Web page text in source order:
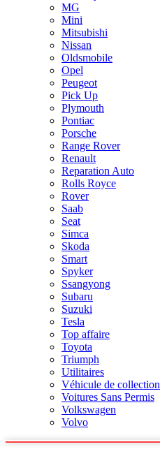
MG
Mini
Mitsubishi
Nissan
Oldsmobile
Opel
Peugeot
Pick Up
Plymouth
Pontiac
Porsche
Range Rover
Renault
Reparation Auto
Rolls Royce
Rover
Saab
Seat
Simca
Skoda
Smart
Spyker
Ssangyong
Subaru
Suzuki
Tesla
Top affaire
Toyota
Triumph
Utilitaires
Véhicule de collection
Voitures Sans Permis
Volkswagen
Volvo